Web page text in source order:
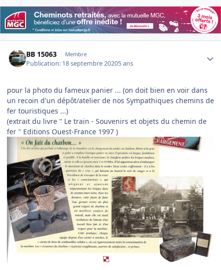
BB 15063 Membre
Publication: 18 septembre 20205 ans
pour la photo du fameux panier ... (on doit bien en voir dans
un recoin d'un dépôt/atelier de nos Sympathiques chemins de
fer touristiques ...)
(extrait du livre " Le train - Souvenirs et objets du chemin de
fer " Editions Ouest-France 1997 )